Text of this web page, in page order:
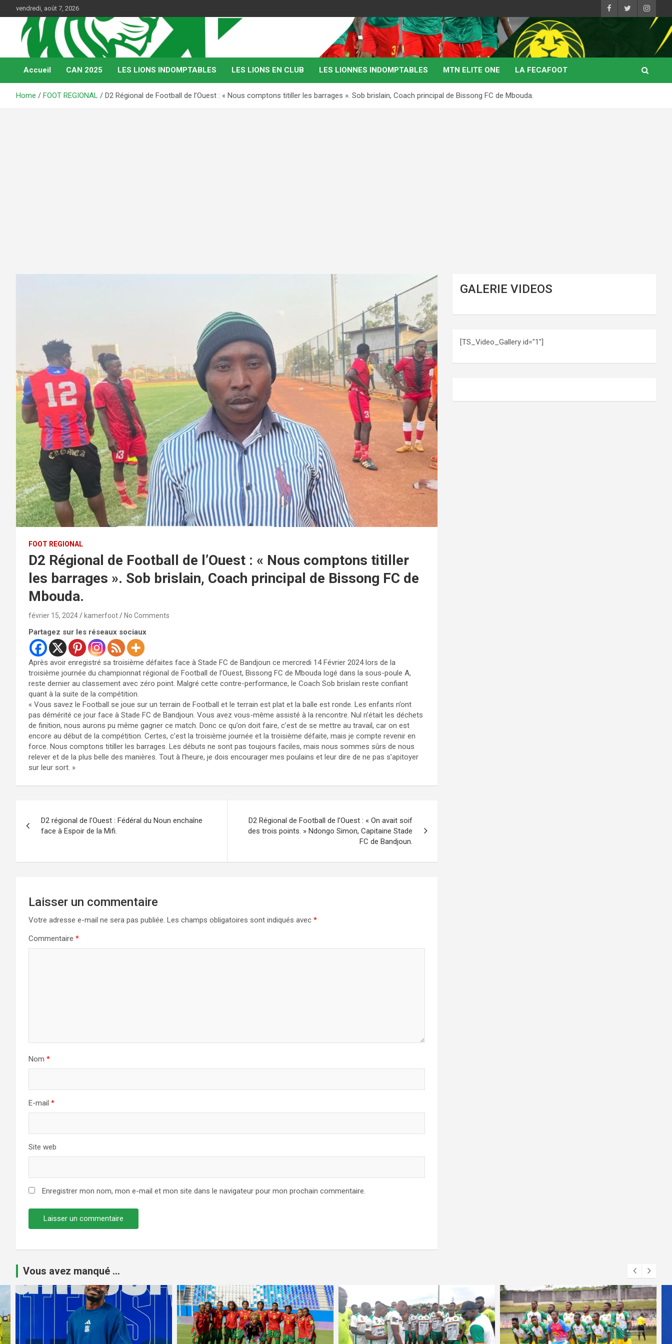
to
content
vendredi, août 7, 2026
Kamerfoot
Web Magazine du football camerounais
Accueil CAN 2025 LES LIONS INDOMPTABLES LES LIONS EN CLUB LES LIONNES INDOMPTABLES MTN ELITE ONE LA FECAFOOT
Home FOOT REGIONAL D2 Régional de Football de l’Ouest : « Nous comptons titiller les barrages ». Sob brislain, Coach principal de Bissong FC de Mbouda.
FOOT REGIONAL
D2 Régional de Football de l’Ouest : « Nous comptons titiller
les barrages ». Sob brislain, Coach principal de Bissong FC de
Mbouda.
février 15, 2024 kamerfoot No Comments
Partagez sur les réseaux sociaux
Après avoir enregistré sa troisième défaites face à Stade FC de Bandjoun ce mercredi 14 Février 2024 lors de la
troisième journée du championnat régional de Football de l’Ouest, Bissong FC de Mbouda logé dans la sous-poule A,
reste dernier au classement avec zéro point. Malgré cette contre-performance, le Coach Sob brislain reste confiant
quant à la suite de la compétition.
« Vous savez le Football se joue sur un terrain de Football et le terrain est plat et la balle est ronde. Les enfants n’ont
pas démérité ce jour face à Stade FC de Bandjoun. Vous avez vous-même assisté à la rencontre. Nul n’était les déchets
de finition, nous aurons pu même gagner ce match. Donc ce qu’on doit faire, c’est de se mettre au travail, car on est
encore au début de la compétition. Certes, c’est la troisième journée et la troisième défaite, mais je compte revenir en
force. Nous comptons titiller les barrages. Les débuts ne sont pas toujours faciles, mais nous sommes sûrs de nous
relever et de la plus belle des manières. Tout à l’heure, je dois encourager mes poulains et leur dire de ne pas s’apitoyer
sur leur sort. »
de
D2 régional de l’Ouest : Fédéral du Noun enchaîne
face à Espoir de la Mifi.
D2 Régional de Football de l’Ouest : « On avait soif
des trois points. » Ndongo Simon, Capitaine Stade
FC de Bandjoun.
Laisser un commentaire
Votre adresse e-mail ne sera pas publiée. Les champs obligatoires sont indiqués avec *
Commentaire *
Nom *
E-mail *
Site web
Enregistrer mon nom, mon e-mail et mon site dans le navigateur pour mon prochain commentaire.
GALERIE VIDEOS
[TS_Video_Gallery id="1"]
Vous avez manqué ...